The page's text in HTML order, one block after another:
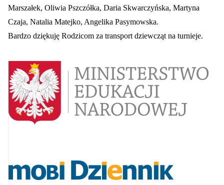
Marszałek, Oliwia Pszczółka, Daria Skwarczyńska, Martyna
Czaja, Natalia Matejko, Angelika Pasymowska.
Bardzo dziękuję Rodzicom za transport dziewcząt na turnieje.